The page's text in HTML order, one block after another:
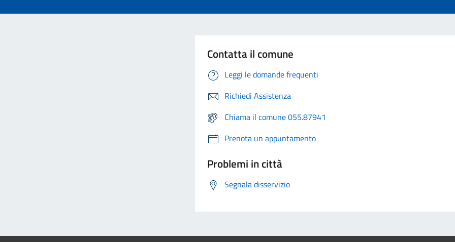
Contatta il comune
Leggi le domande frequenti
Richiedi Assistenza
Chiama il comune 055.87941
Prenota un appuntamento
Problemi in città
Segnala disservizio